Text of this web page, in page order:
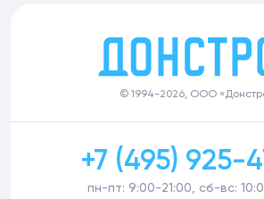
© 1994-2026, ООО
+7 (495) 925-
пн-пт: 9:00-21:00, сб-вс: